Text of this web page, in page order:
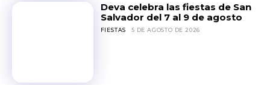
Deva celebra las fiestas de San
Salvador del 7 al 9 de agosto
FIESTAS 5 DE AGOSTO DE 2026